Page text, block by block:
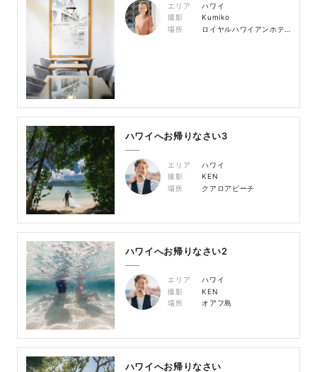
エリア
ハワイ
撮影
Kumiko
場所
ロイヤルハワイアンホテル
ハワイへお帰りなさい3
エリア
ハワイ
撮影
KEN
場所
クアロアビーチ
ハワイへお帰りなさい2
エリア
ハワイ
撮影
KEN
場所
オアフ島
ハワイへお帰りなさい